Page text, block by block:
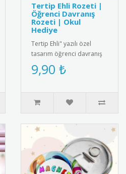
Tertip Ehli Rozeti |
Öğrenci Davranış
Rozeti | Okul
Hediye
Tertip Ehli" yazılı özel
tasarım öğrenci davranış
rozeti. Örnek öğrencileri
ödüllendirmek için ideal..
9,90 ₺